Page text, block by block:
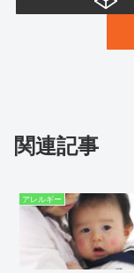
関連記事
アレルギー